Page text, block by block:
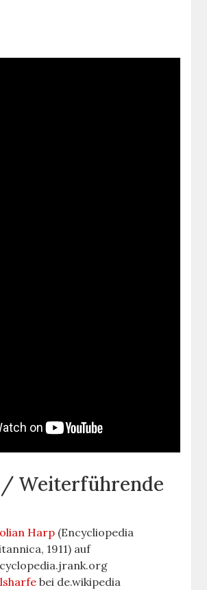
Weiterführende
Harp (Encycliopedia
1911) auf
bei de.wikipedia